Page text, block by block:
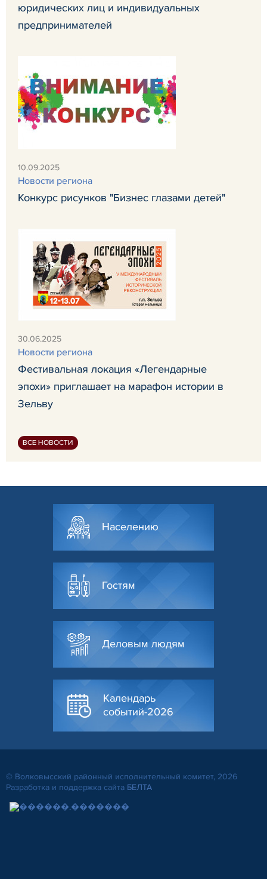
юридических лиц и индивидуальных
предпринимателей
10.09.2025
Новости региона
Конкурс рисунков "Бизнес глазами детей"
30.06.2025
Новости региона
Фестивальная локация «Легендарные
эпохи» приглашает на марафон истории в
Зельву
ВСЕ НОВОСТИ
Населению
Гостям
Деловым людям
Календарь
событий-2026
© Волковысский районный исполнительный комитет, 2026
Разработка и поддержка сайта БЕЛТА